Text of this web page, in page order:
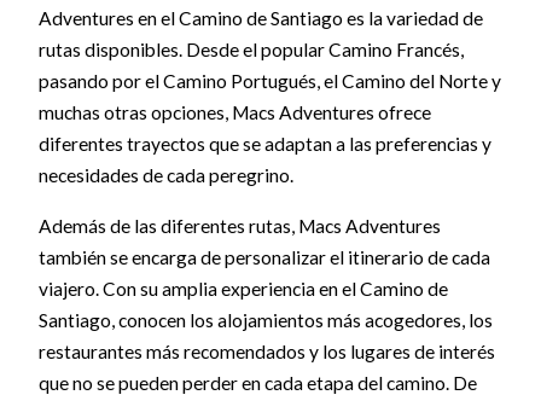
Adventures en el Camino de Santiago es la variedad de
rutas disponibles. Desde el popular Camino Francés,
pasando por el Camino Portugués, el Camino del Norte y
muchas otras opciones, Macs Adventures ofrece
diferentes trayectos que se adaptan a las preferencias y
necesidades de cada peregrino.
Además de las diferentes rutas, Macs Adventures
también se encarga de personalizar el itinerario de cada
viajero. Con su amplia experiencia en el Camino de
Santiago, conocen los alojamientos más acogedores, los
restaurantes más recomendados y los lugares de interés
que no se pueden perder en cada etapa del camino. De